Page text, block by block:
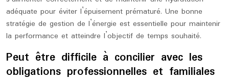
adéquate pour éviter l’épuisement prématuré. Une bonne
stratégie de gestion de l’énergie est essentielle pour maintenir
la performance et atteindre l’objectif de temps souhaité.
Peut être difficile à concilier avec les
obligations professionnelles et familiales